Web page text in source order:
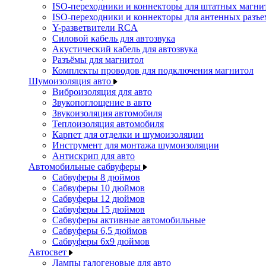
ISO-переходники и коннекторы для штатных
ISO-переходники и коннекторы для антенных
Y-разветвители RCA
Силовой кабель для автозвука
Акустический кабель для автозвука
Разъёмы для магнитол
Комплекты проводов для подключения магнитол
Шумоизоляция авто
Виброизоляция для авто
Звукопоглощение в авто
Звукоизоляция автомобиля
Теплоизоляция автомобиля
Карпет для отделки и шумоизоляции
Инструмент для монтажа шумоизоляции
Антискрип для авто
Автомобильные сабвуферы
Сабвуферы 8 дюймов
Сабвуферы 10 дюймов
Сабвуферы 12 дюймов
Сабвуферы 15 дюймов
Сабвуферы активные автомобильные
Сабвуферы 6,5 дюймов
Сабвуферы 6x9 дюймов
Автосвет
Лампы галогеновые для авто